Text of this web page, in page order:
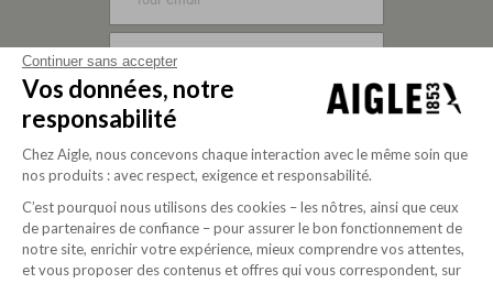
Continuer sans accepter
Vos données, notre
responsabilité
Chez Aigle, nous concevons chaque interaction avec le même soin que
nos produits : avec respect, exigence et responsabilité.
C’est pourquoi nous utilisons des cookies – les nôtres, ainsi que ceux
de partenaires de confiance – pour assurer le bon fonctionnement de
notre site, enrichir votre expérience, mieux comprendre vos attentes,
et vous proposer des contenus et offres qui vous correspondent, sur